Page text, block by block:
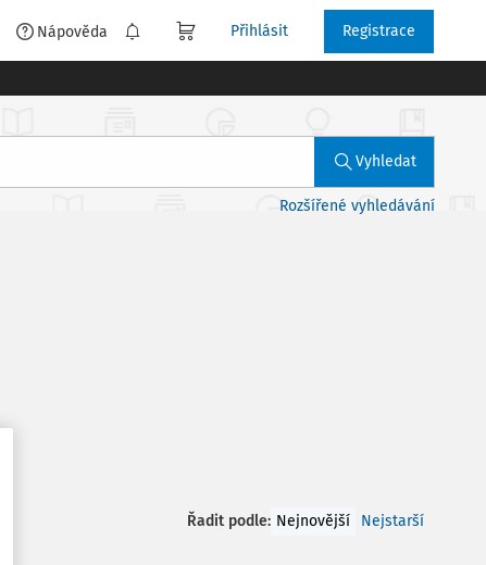
Nápověda Přihlásit Registrace
Vyhledat
Rozšířené vyhledávání
Řadit podle: Nejnovější Nejstarší